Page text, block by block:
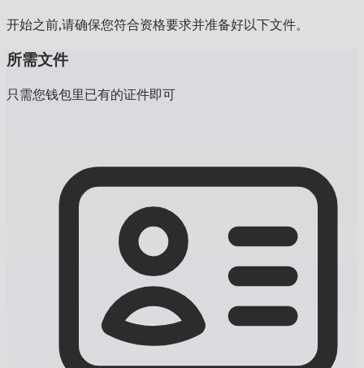
开始之前,请确保您符合资格要求并准备好以下文件。
所需文件
只需您钱包里已有的证件即可